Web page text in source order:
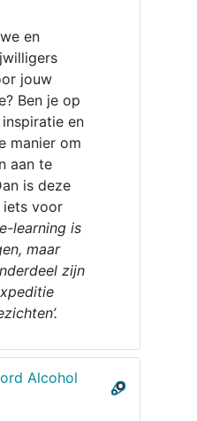
en
jouw
Ben je op
en
manier om
aan te
is deze
iets voor
learning is
maar
zijn
Alcohol